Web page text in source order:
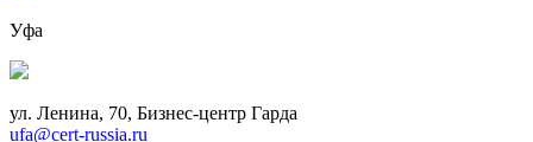
Уфа
ул. Ленина, 70, Бизнес-центр Гарда
ufa@cert-russia.ru